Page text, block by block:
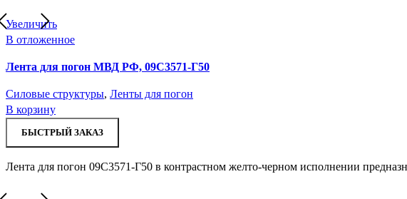
Увеличить
В отложенное
Лента для погон МВД РФ, 09С3571-Г50
Силовые структуры, Ленты для погон
В корзину
БЫСТРЫЙ ЗАКАЗ
Лента для погон 09С3571-Г50 в контрастном желто-черном исполнении